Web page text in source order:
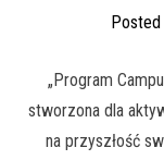
Posted
„Program
stworzona dla
na przyszłość